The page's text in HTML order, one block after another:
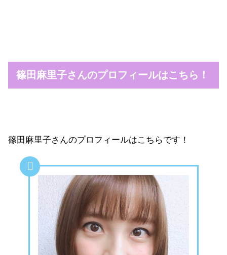
篠田麻里子さんのプロフィールはこちら！
篠田麻里子さんのプロフィールはこちらです！